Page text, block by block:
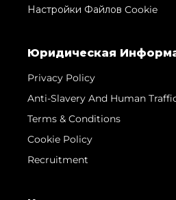
Настройки Файлов Cookie
Юридическая
Privacy Policy
Anti-Slavery And Human
Terms & Conditions
Cookie Policy
Recruitment